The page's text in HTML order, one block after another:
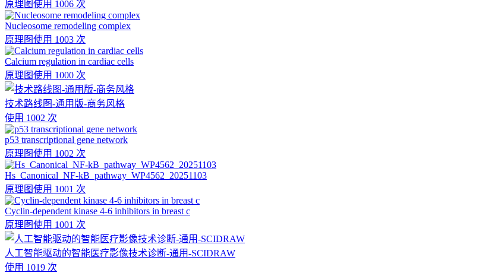
原理图使用 1006 次
Nucleosome remodeling complex
原理图使用 1003 次
Calcium regulation in cardiac cells
原理图使用 1000 次
技术路线图-通用版-商务风格
使用 1002 次
p53 transcriptional gene network
原理图使用 1002 次
Hs_Canonical_NF-kB_pathway_WP4562_20251103
原理图使用 1001 次
Cyclin-dependent kinase 4-6 inhibitors in breast c
原理图使用 1001 次
人工智能驱动的智能医疗影像技术诊断-通用-SCIDRAW
使用 1019 次